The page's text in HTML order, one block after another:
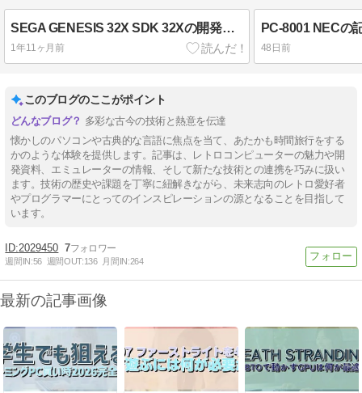
SEGA GENESIS 32X SDK 32Xの開発ツール
1年11ヶ月前
PC-8001 NECの
48日前
このブログのここがポイント
多彩な古今の技術と熱意を伝達
懐かしのパソコンや古典的な言語に焦点を当て、あたかも時間旅行をする
かのような体験を提供します。記事は、レトロコンピューターの魅力や開
発資料、エミュレーターの情報、そして新たな技術との連携を巧みに扱い
ます。技術の歴史や課題を丁寧に紐解きながら、未来志向のレトロ愛好者
やプログラマーにとってのインスピレーションの源となることを目指して
います。
2029450 7
週間IN:56 週間OUT:136 月間IN:264
最新の記事画像